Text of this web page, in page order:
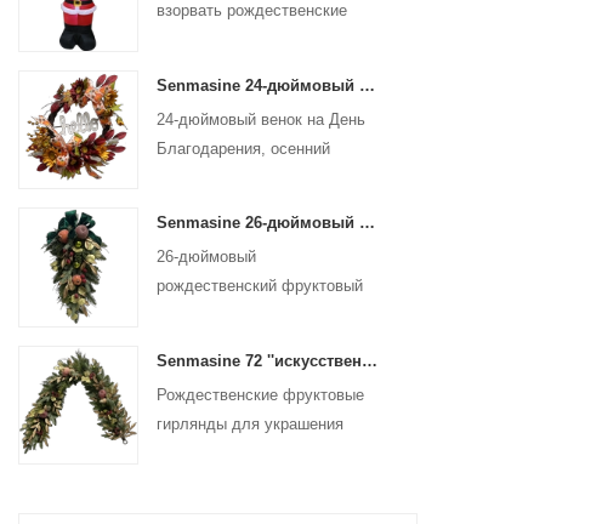
взорвать рождественские
Открытый Рождество Санта-
Клаус надувной
Senmasine 24-дюймовый венок осеннего урожая на День Благодарения со знаком Hello, листья осеннего урожая, подсолнух, тыква, бант
24-дюймовый венок на День
Благодарения, осенний
Senmasine 26-дюймовый рождественский подарок с фруктами и ленточными бантами, искусственные ветки из ПВХ, листья
26-дюймовый
рождественский фруктовый
Senmasine 72 ''искусственная рождественская фруктовая гирлянда для лестницы, подвесное украшение для камина
Рождественские фруктовые
гирлянды для украшения